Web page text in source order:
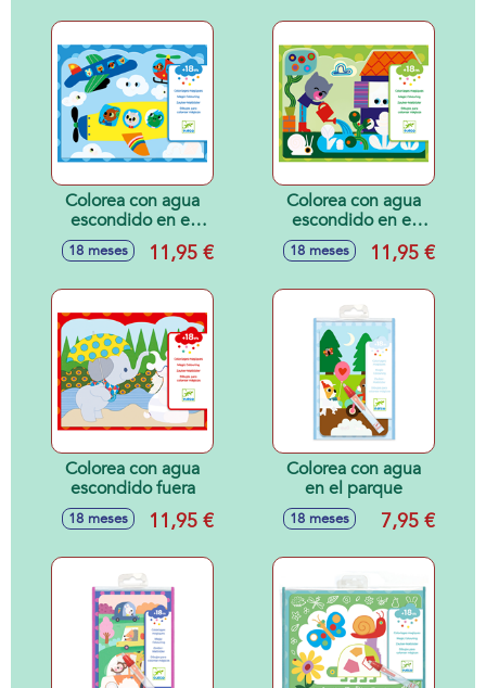
Colorea con agua
escondido en el
cielo
18 meses 11,95 €
Colorea con agua
escondido en el
jardín
18 meses 11,95 €
Colorea con agua
escondido fuera
18 meses 11,95 €
Colorea con agua
en el parque
18 meses 7,95 €